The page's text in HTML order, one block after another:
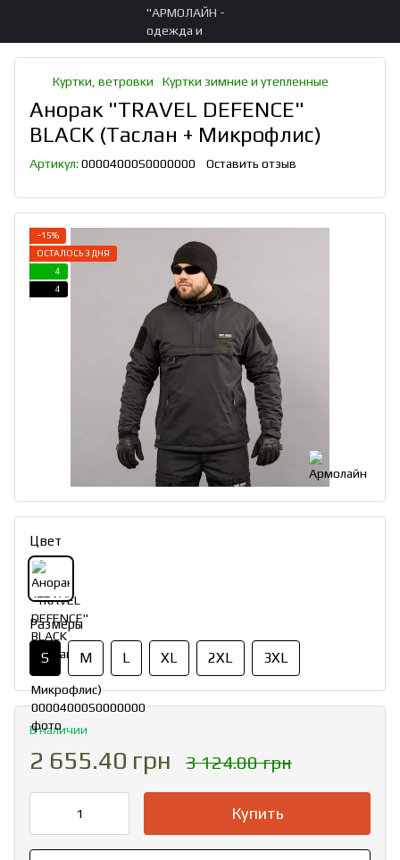
Куртки, ветровки Куртки зимние и утепленные
Анорак "TRAVEL DEFENCE"
BLACK (Таслан + Микрофлис)
Артикул: 00004000S0000000 Оставить отзыв
−15%
ОСТАЛОСЬ 3 ДНЯ
4
4
Цвет
Размеры
S M L XL 2XL 3XL
В наличии
2 655.40 грн 3 124.00 грн
Купить